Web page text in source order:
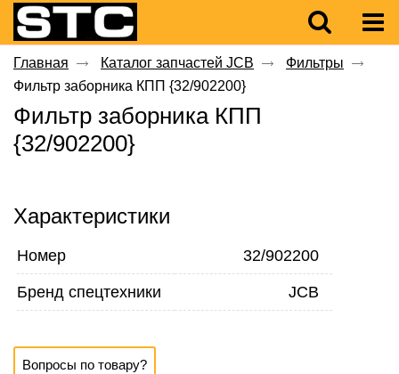
Главная Каталог запчастей JCB
Фильтры
Фильтр заборника КПП {32/902200}
Фильтр заборника КПП
{32/902200}
Характеристики
Номер 32/902200
Бренд спецтехники JCB
Вопросы по товару?